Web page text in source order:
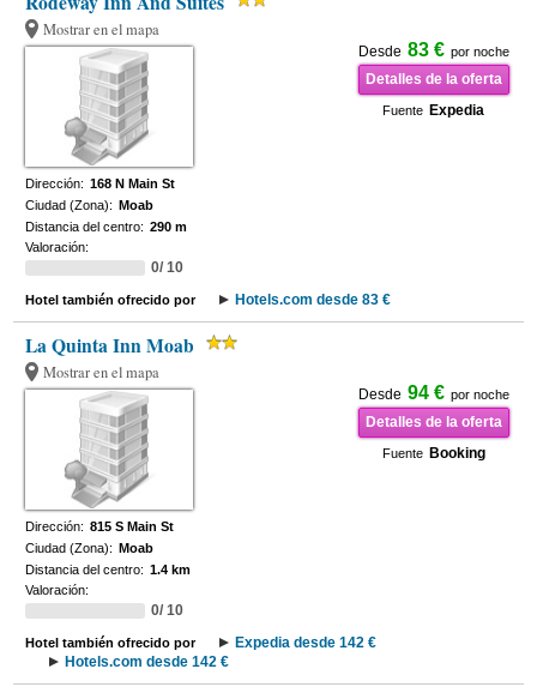
Mostrar en el mapa
Desde 83 € por noche
Detalles de la oferta
Fuente Expedia
Dirección: 168 N Main St
Ciudad (Zona): Moab
Distancia del centro: 290 m
Valoración:
0/ 10
Hotel también ofrecido por Hotels.com desde 83 €
La Quinta Inn Moab
Mostrar en el mapa
Desde 94 € por noche
Detalles de la oferta
Fuente Booking
Dirección: 815 S Main St
Ciudad (Zona): Moab
Distancia del centro: 1.4 km
Valoración:
0/ 10
Hotel también ofrecido por
Expedia desde 142 €
Hotels.com desde 142 €